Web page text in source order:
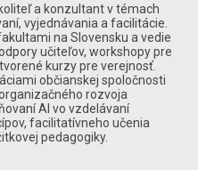
a konzultant v témach
vyjednávania a facilitácie.
na Slovensku a vedie
učiteľov, workshopy pre
kurzy pre verejnosť.
občianskej spoločnosti
rozvoja
AI vo vzdelávaní
facilitatívneho učenia
pedagogiky.